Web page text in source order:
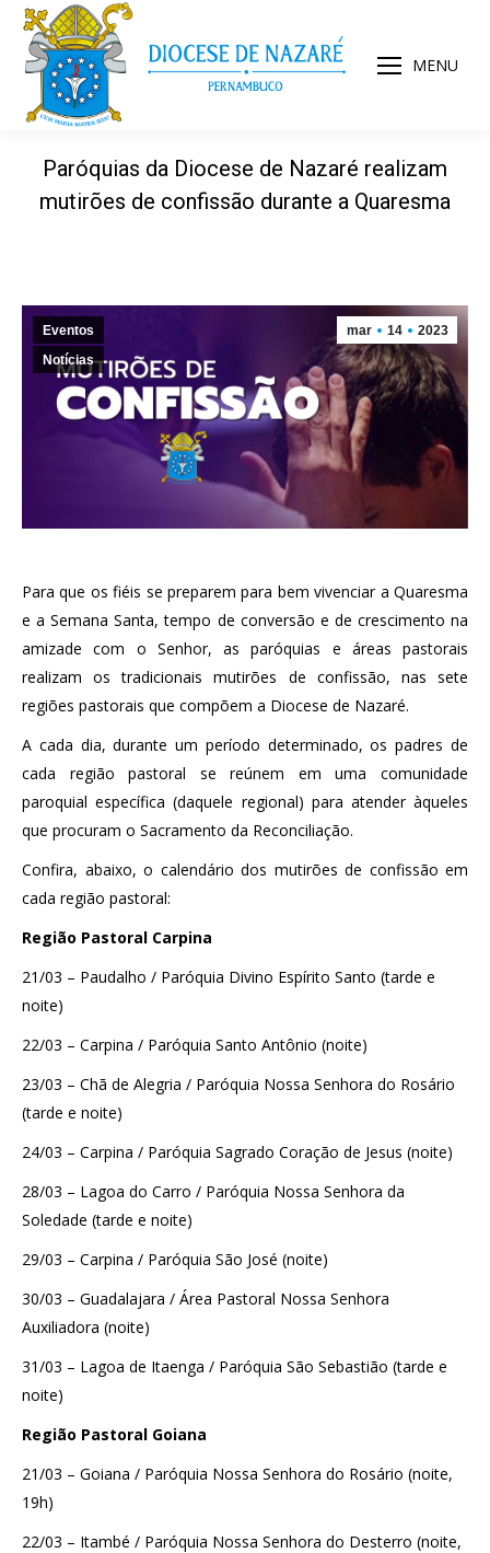
MENU
Paróquias da Diocese de Nazaré realizam
mutirões de confissão durante a Quaresma
mar 14 2023
Eventos
Notícias
Para que os fiéis se preparem para bem vivenciar a Quaresma
e a Semana Santa, tempo de conversão e de crescimento na
amizade com o Senhor, as paróquias e áreas pastorais
realizam os tradicionais mutirões de confissão, nas sete
regiões pastorais que compõem a Diocese de Nazaré.
A cada dia, durante um período determinado, os padres de
cada região pastoral se reúnem em uma comunidade
paroquial específica (daquele regional) para atender àqueles
que procuram o Sacramento da Reconciliação.
Confira, abaixo, o calendário dos mutirões de confissão em
cada região pastoral:
Região Pastoral Carpina
21/03 – Paudalho / Paróquia Divino Espírito Santo (tarde e
noite)
22/03 – Carpina / Paróquia Santo Antônio (noite)
23/03 – Chã de Alegria / Paróquia Nossa Senhora do Rosário
(tarde e noite)
24/03 – Carpina / Paróquia Sagrado Coração de Jesus (noite)
28/03 – Lagoa do Carro / Paróquia Nossa Senhora da
Soledade (tarde e noite)
29/03 – Carpina / Paróquia São José (noite)
30/03 – Guadalajara / Área Pastoral Nossa Senhora
Auxiliadora (noite)
31/03 – Lagoa de Itaenga / Paróquia São Sebastião (tarde e
noite)
Região Pastoral Goiana
21/03 – Goiana / Paróquia Nossa Senhora do Rosário (noite,
19h)
22/03 – Itambé / Paróquia Nossa Senhora do Desterro (noite,